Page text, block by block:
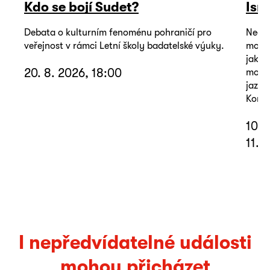
Kdo se bojí Sudet?
Debata o kulturním fenoménu pohraničí pro
veřejnost v rámci Letní školy badatelské výuky.
20. 8. 2026, 18:00
jako
10.
11.
I nepředvídatelné události